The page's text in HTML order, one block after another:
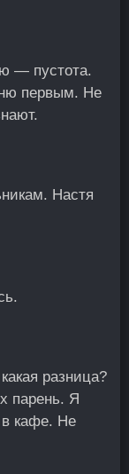
— пустота.
первым. Не
Настя
разница?
парень. Я
в кафе. Не